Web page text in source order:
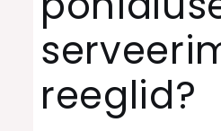
reeglid?